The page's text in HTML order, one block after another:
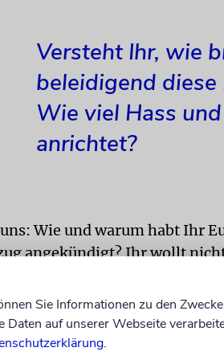
Versteht Ihr, wie
beleidigend
Wie viel Hass
anrichtet?
Wie und warum habt Ihr
angekündigt? Ihr wollt
und Schaden sie anrichtet?
Post wendet sich die
Sie Informationen zu den
Daten auf unserer Webseite
.